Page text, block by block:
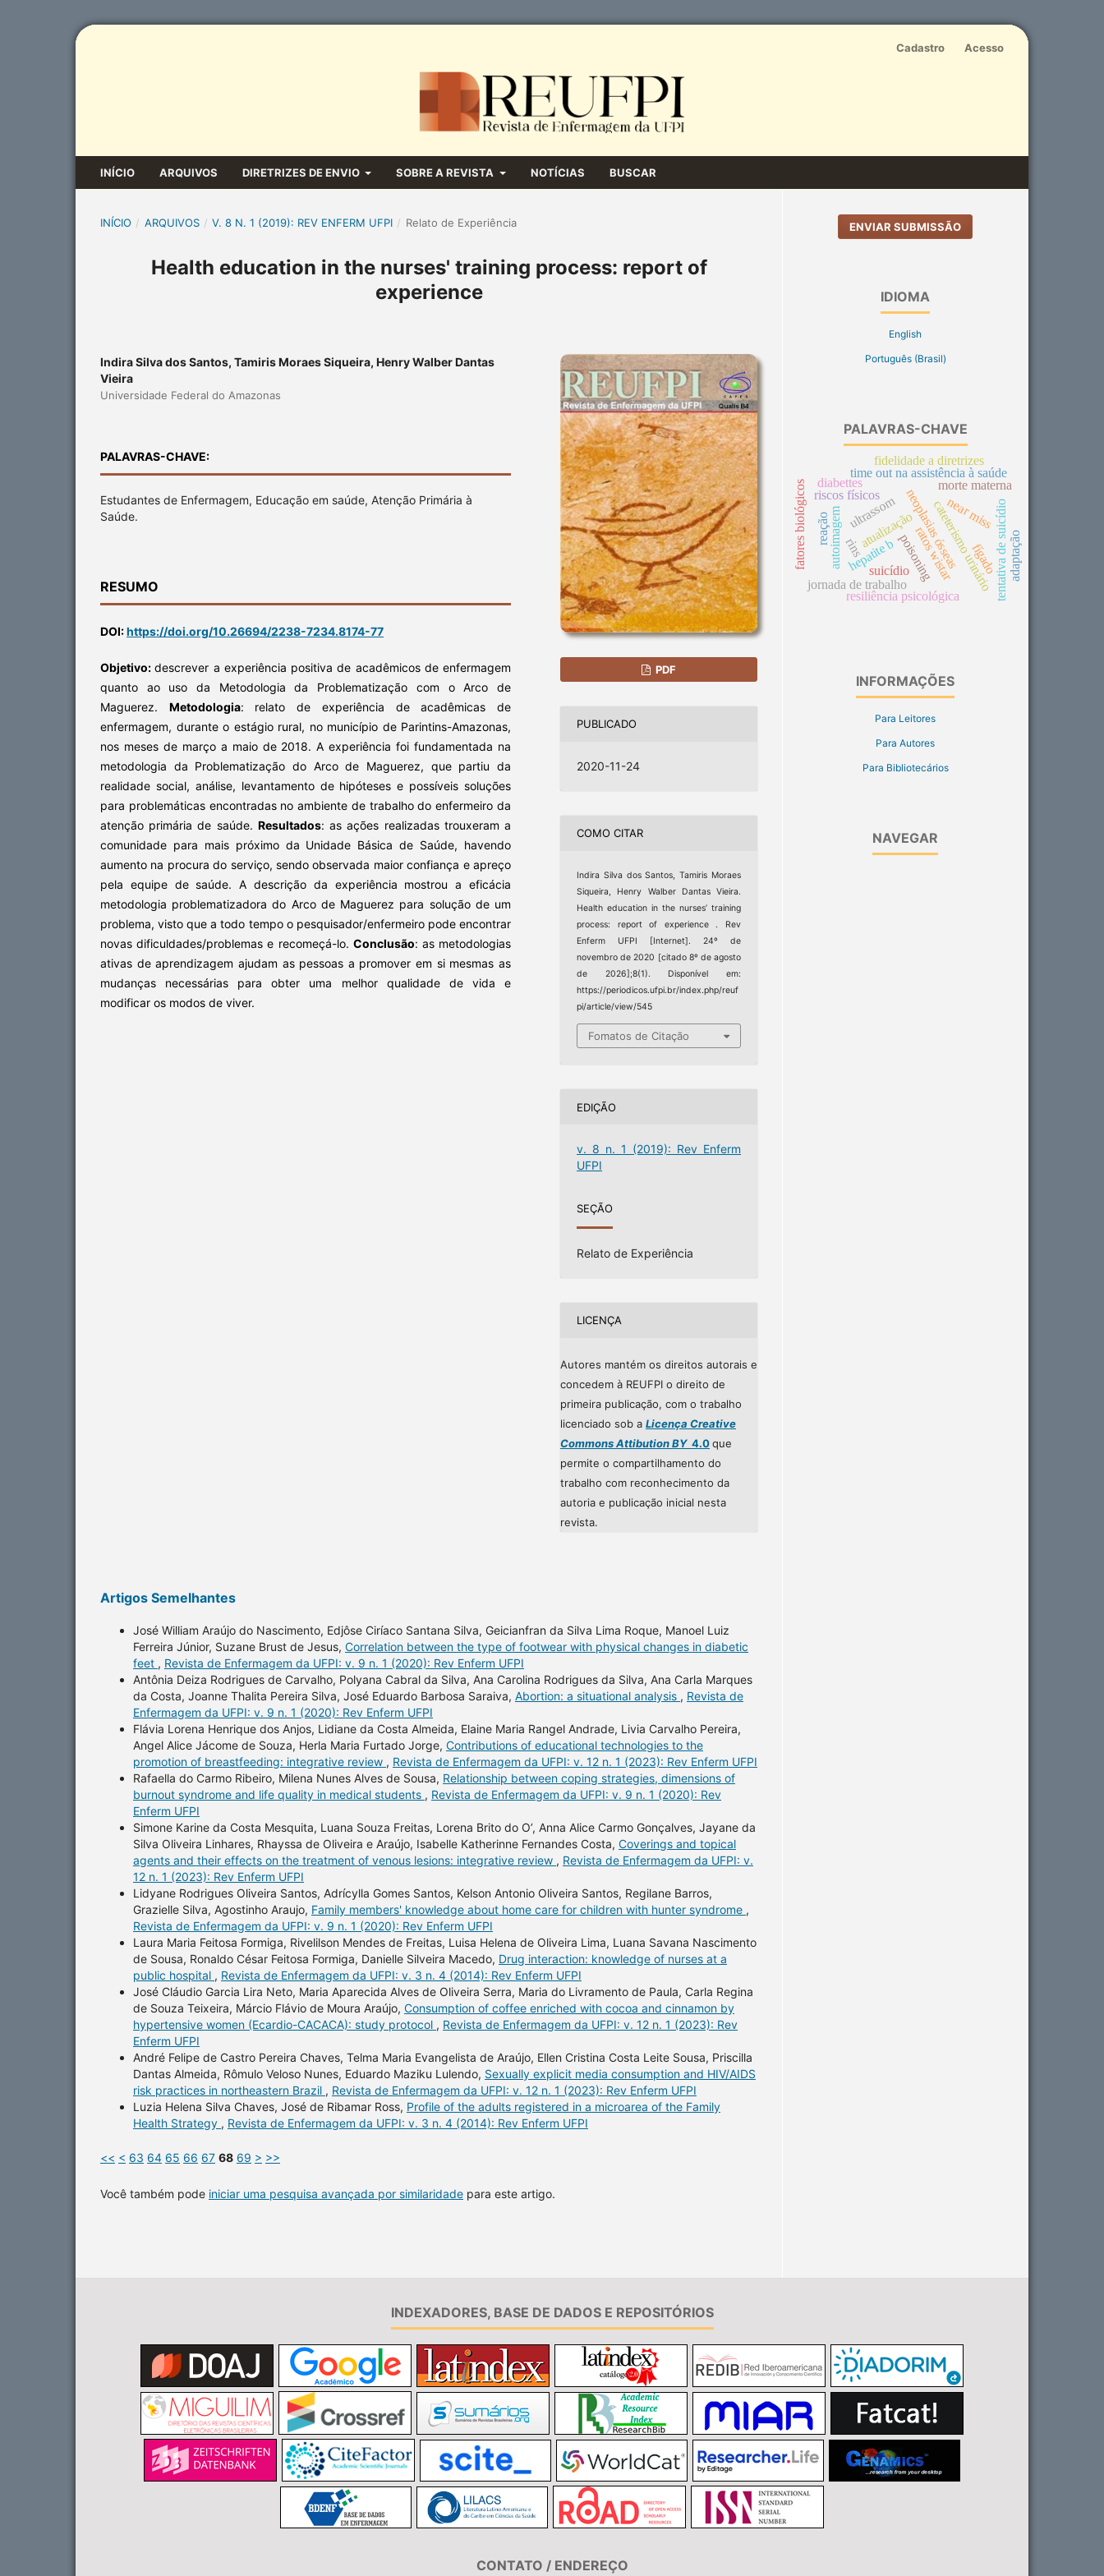
INÍCIO ARQUIVOS DIRETRIZES DE ENVIO SOBRE A REVISTA NOTÍCIAS BUSCAR
Cadastro Acesso
INÍCIO / ARQUIVOS / V. 8 N. 1 (2019): REV ENFERM UFPI / Relato de Experiência
Health education in the nurses' training process: report of
experience
Indira Silva dos Santos, Tamiris Moraes Siqueira, Henry Walber Dantas
Vieira
Universidade Federal do Amazonas
PALAVRAS-CHAVE:
Estudantes de Enfermagem, Educação em saúde, Atenção Primária à
Saúde.
RESUMO
DOI:https://doi.org/10.26694/2238-7234.8174-77
Objetivo:descrever a experiência positiva de acadêmicos de enfermagem
quanto ao uso da Metodologia da Problematização com o Arco de
Maguerez. Metodologia: relato de experiência de acadêmicas de
enfermagem, durante o estágio rural, no município de Parintins-Amazonas,
nos meses de março a maio de 2018. A experiência foi fundamentada na
metodologia da Problematização do Arco de Maguerez, que partiu da
realidade social, análise, levantamento de hipóteses e possíveis soluções
para problemáticas encontradas no ambiente de trabalho do enfermeiro da
atenção primária de saúde. Resultados: as ações realizadas trouxeram a
comunidade para mais próximo da Unidade Básica de Saúde, havendo
aumento na procura do serviço, sendo observada maior confiança e apreço
pela equipe de saúde. A descrição da experiência mostrou a eficácia
metodologia problematizadora do Arco de Maguerez para solução de um
problema, visto que a todo tempo o pesquisador/enfermeiro pode encontrar
novas dificuldades/problemas e recomeçá-lo. Conclusão: as metodologias
ativas de aprendizagem ajudam as pessoas a promover em si mesmas as
mudanças necessárias para obter uma melhor qualidade de vida e
modificar os modos de viver.
PDF
PUBLICADO
2020-11-24
COMO CITAR
Indira Silva dos Santos, Tamiris Moraes
Siqueira, Henry Walber Dantas Vieira.
Health education in the nurses’ training
process: report of experience . Rev
Enferm UFPI [Internet]. 24º de
novembro de 2020 [citado 8º de agosto
de 2026];8(1). Disponível em:
https://periodicos.ufpi.br/index.php/reuf
pi/article/view/545
Fomatos de Citação
EDIÇÃO
v. 8 n. 1 (2019): Rev Enferm
UFPI
SEÇÃO
Relato de Experiência
LICENÇA
Autores mantém os direitos autorais e
concedem à REUFPI o direito de
primeira publicação, com o trabalho
licenciado sob a Licença Creative
Commons Attibution BY4.0que
permite o compartilhamento do
trabalho com reconhecimento da
autoria e publicação inicial nesta
revista.
Artigos Semelhantes
José William Araújo do Nascimento, Edjôse Ciríaco Santana Silva, Geicianfran da Silva Lima Roque, Manoel Luiz
Ferreira Júnior, Suzane Brust de Jesus, Correlation between the type of footwear with physical changes in diabetic
feet , Revista de Enfermagem da UFPI: v. 9 n. 1 (2020): Rev Enferm UFPI
Antônia Deiza Rodrigues de Carvalho, Polyana Cabral da Silva, Ana Carolina Rodrigues da Silva, Ana Carla Marques
da Costa, Joanne Thalita Pereira Silva, José Eduardo Barbosa Saraiva, Abortion: a situational analysis , Revista de
Enfermagem da UFPI: v. 9 n. 1 (2020): Rev Enferm UFPI
Flávia Lorena Henrique dos Anjos, Lidiane da Costa Almeida, Elaine Maria Rangel Andrade, Livia Carvalho Pereira,
Angel Alice Jácome de Souza, Herla Maria Furtado Jorge, Contributions of educational technologies to the
promotion of breastfeeding: integrative review , Revista de Enfermagem da UFPI: v. 12 n. 1 (2023): Rev Enferm UFPI
Rafaella do Carmo Ribeiro, Milena Nunes Alves de Sousa, Relationship between coping strategies, dimensions of
burnout syndrome and life quality in medical students , Revista de Enfermagem da UFPI: v. 9 n. 1 (2020): Rev
Enferm UFPI
Simone Karine da Costa Mesquita, Luana Souza Freitas, Lorena Brito do O’, Anna Alice Carmo Gonçalves, Jayane da
Silva Oliveira Linhares, Rhayssa de Oliveira e Araújo, Isabelle Katherinne Fernandes Costa, Coverings and topical
agents and their effects on the treatment of venous lesions: integrative review , Revista de Enfermagem da UFPI: v.
12 n. 1 (2023): Rev Enferm UFPI
Lidyane Rodrigues Oliveira Santos, Adrícylla Gomes Santos, Kelson Antonio Oliveira Santos, Regilane Barros,
Grazielle Silva, Agostinho Araujo, Family members' knowledge about home care for children with hunter syndrome ,
Revista de Enfermagem da UFPI: v. 9 n. 1 (2020): Rev Enferm UFPI
Laura Maria Feitosa Formiga, Rivelilson Mendes de Freitas, Luisa Helena de Oliveira Lima, Luana Savana Nascimento
de Sousa, Ronaldo César Feitosa Formiga, Danielle Silveira Macedo, Drug interaction: knowledge of nurses at a
public hospital , Revista de Enfermagem da UFPI: v. 3 n. 4 (2014): Rev Enferm UFPI
José Cláudio Garcia Lira Neto, Maria Aparecida Alves de Oliveira Serra, Maria do Livramento de Paula, Carla Regina
de Souza Teixeira, Márcio Flávio de Moura Araújo, Consumption of coffee enriched with cocoa and cinnamon by
hypertensive women (Ecardio-CACACA): study protocol , Revista de Enfermagem da UFPI: v. 12 n. 1 (2023): Rev
Enferm UFPI
André Felipe de Castro Pereira Chaves, Telma Maria Evangelista de Araújo, Ellen Cristina Costa Leite Sousa, Priscilla
Dantas Almeida, Rômulo Veloso Nunes, Eduardo Maziku Lulendo, Sexually explicit media consumption and HIV/AIDS
risk practices in northeastern Brazil , Revista de Enfermagem da UFPI: v. 12 n. 1 (2023): Rev Enferm UFPI
Luzia Helena Silva Chaves, José de Ribamar Ross, Profile of the adults registered in a microarea of the Family
Health Strategy , Revista de Enfermagem da UFPI: v. 3 n. 4 (2014): Rev Enferm UFPI
<< < 63 64 65 66 67 68 69 > >>
Você também pode iniciar uma pesquisa avançada por similaridade para este artigo.
ENVIAR SUBMISSÃO
IDIOMA
English
Português (Brasil)
PALAVRAS-CHAVE
hepatite b neoplasias ósseas
poisoning
ultrassom cateterismo urinário
near miss
time out na assistência à saúde
fidelidade a diretrizes
jornada de trabalho
resiliência psicológica
riscos físicos
autoimagem
fatores biológicos morte materna
suicídio tentativa de suicídio
reação
diabettes
ratos wistar fígado
rins adaptação
atualização
INFORMAÇÕES
Para Leitores
Para Autores
Para Bibliotecários
NAVEGAR
INDEXADORES, BASE DE DADOS E REPOSITÓRIOS
CONTATO / ENDEREÇO